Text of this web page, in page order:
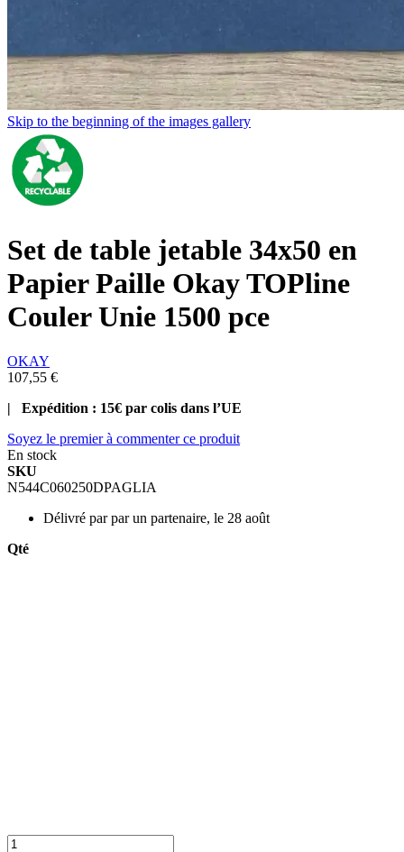
Skip to the beginning of the images gallery
Set de table jetable 34x50 en
Papier Paille Okay TOPline
Couler Unie 1500 pce
OKAY
107,55 €
| Expédition : 15€ par colis dans l’UE
Soyez le premier à commenter ce produit
En stock
SKU
N544C060250DPAGLIA
Délivré par par un partenaire, le 28 août
Qté